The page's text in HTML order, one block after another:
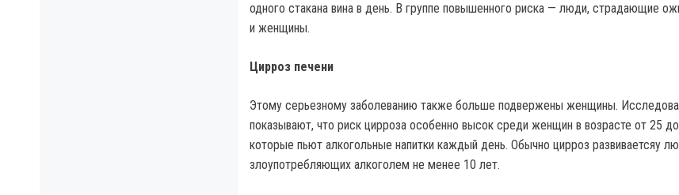
одного стакана вина в день. В группе повышенного риска — люди, страдающие
и женщины.
Цирроз печени
Этому серьезному заболеванию также больше подвержены женщины.
показывают, что риск цирроза особенно высок среди женщин в возрасте от 25
которые пьют алкогольные напитки каждый день. Обычно цирроз развиваетсяу
злоупотребляющих алкоголем не менее 10 лет.